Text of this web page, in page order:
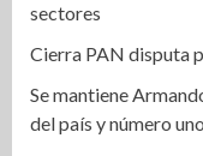
sectores
Cierra PAN disputa
Se mantiene
del país y número